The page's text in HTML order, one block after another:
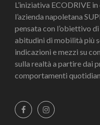
L’iniziativa ECODRIVE
l’azienda napoletana
pensata con l’obiettivo
abitudini di mobilità più
indicazioni e mezzi su
sulla realtà a partire dai
comportamenti